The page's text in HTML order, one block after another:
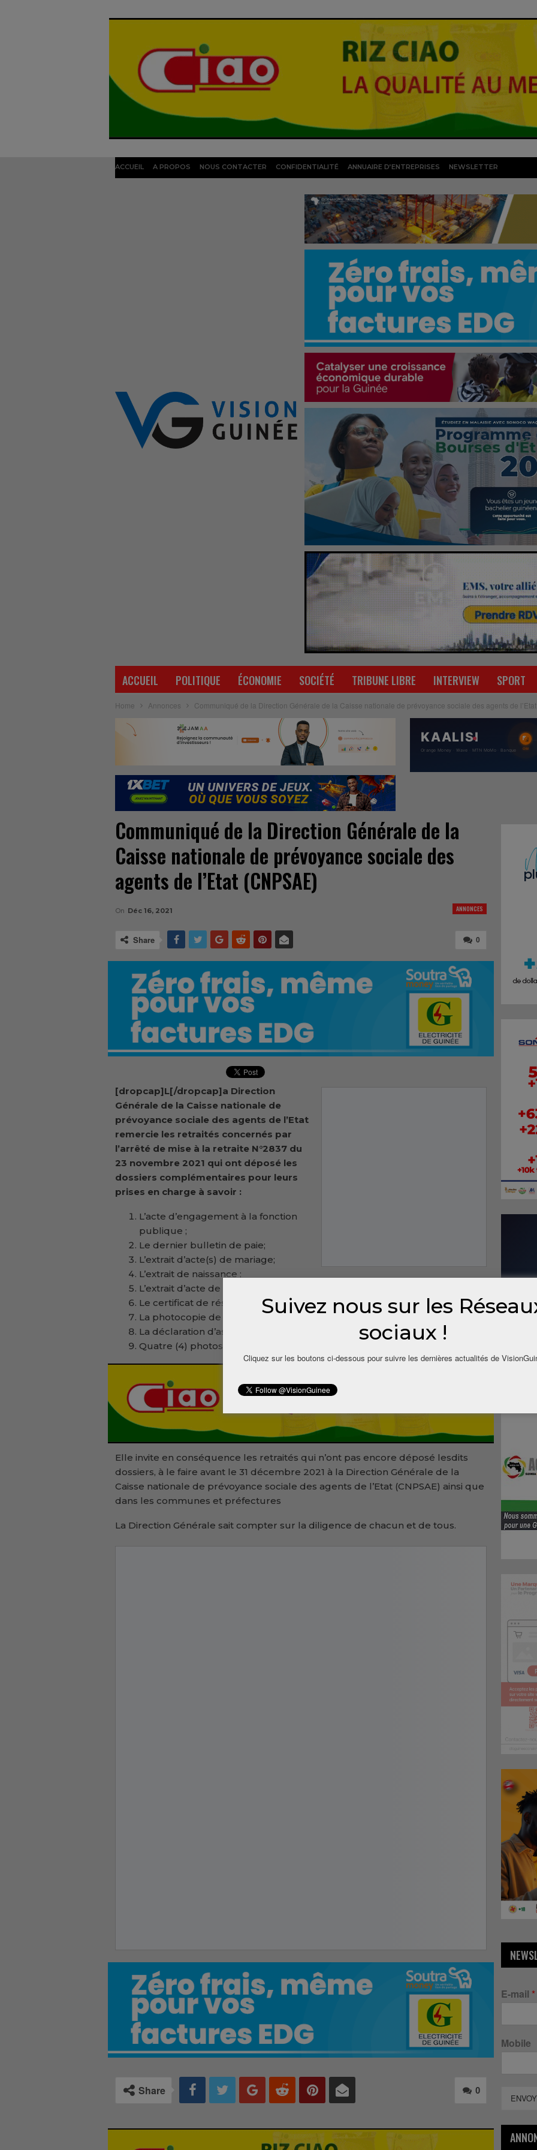
ACCUEIL A PROPOS NOUS CONTACTER CONFIDENTIALITÉ ANNUAIRE D’ENTREPRISES NEWSLETTER
ACCUEIL POLITIQUE ÉCONOMIE SOCIÉTÉ TRIBUNE LIBRE INTERVIEW SPORT
Home Annonces Communiqué de la Direction Générale de la Caisse nationale de prévoyance sociale des agents de
Communiqué de la Direction Générale de la
Caisse nationale de prévoyance sociale des
agents de l’Etat (CNPSAE)
ANNONCES
On Déc 16, 2021
0
Share
[dropcap]L[/dropcap]a Direction
Générale de la Caisse nationale de
prévoyance sociale des agents de l’Etat
remercie les retraités concernés par
l’arrêté de mise à la retraite N°2837 du
23 novembre 2021 qui ont déposé les
dossiers complémentaires pour leurs
prises en charge à savoir :
L’acte d’engagement à la fonction
publique ;
Le dernier bulletin de paie;
L’extrait d’acte(s) de mariage;
L’extrait de naissance ;
L’extrait d’acte de naissance d’enfant(s) de moins de 17 ans;
Le certificat de résidence ;
La photocopie de la carte d’identité nationale de moins de 5 ans;
La déclaration d’assignation;
Quatre (4) photos d’Identité.
Elle invite en conséquence les retraités qui n’ont pas encore déposé lesdits
dossiers, à le faire avant le 31 décembre 2021 à la Direction Générale de la
Caisse nationale de prévoyance sociale des agents de l’Etat (CNPSAE) ainsi que
dans les communes et préfectures
La Direction Générale sait compter sur la diligence de chacun et de tous.
0
Share
E-mail *
Mobile
Suivez nous sur les
sociaux !
Cliquez sur les boutons ci-dessous pour suivre les dernières actualités de